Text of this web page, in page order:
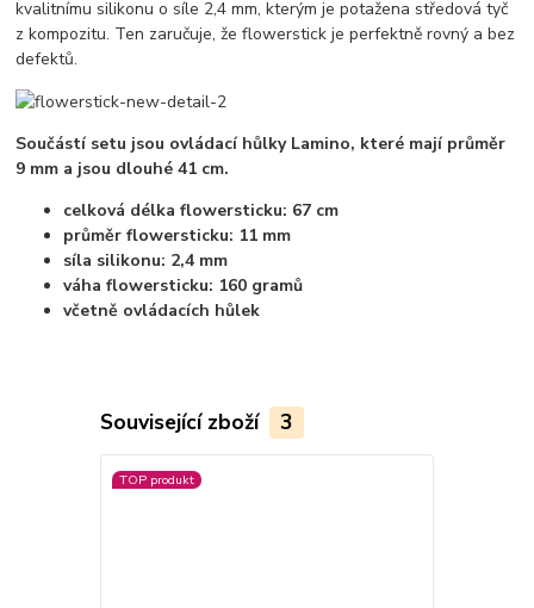
kvalitnímu silikonu o síle 2,4 mm, kterým je potažena středová tyč
z kompozitu. Ten zaručuje, že flowerstick je perfektně rovný a bez
defektů.
Součástí setu jsou ovládací hůlky Lamino, které mají průměr
9 mm a jsou dlouhé 41 cm.
celková délka flowersticku: 67 cm
průměr flowersticku: 11 mm
síla silikonu: 2,4 mm
váha flowersticku: 160 gramů
včetně ovládacích hůlek
Související zboží 3
TOP produkt